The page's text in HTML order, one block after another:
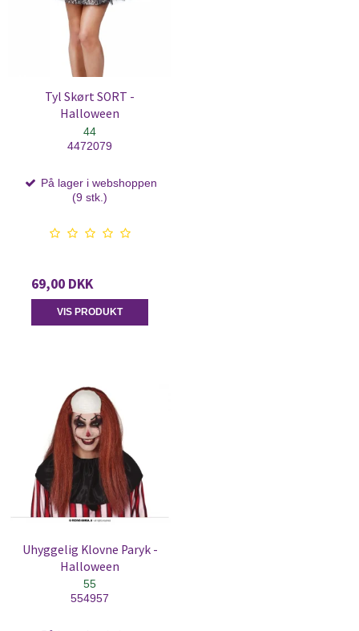
Tyl Skørt SORT -
Halloween
44
4472079
På lager i webshoppen
(9 stk.)
69,00 DKK
VIS PRODUKT
Uhyggelig Klovne Paryk -
Halloween
55
554957